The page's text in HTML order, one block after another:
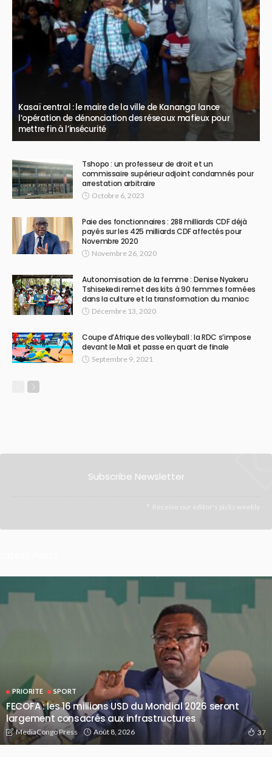
Kasaï central : le maire de la ville de Kananga lance
l’opération de dénonciation des réseaux mafieux pour
mettre fin à l’insécurité
Tshopo : un professeur de droit et un
commissaire supérieur adjoint condamnés pour
arrestation arbitraire
Octobre 6, 2023
Paie des fonctionnaires : 288 milliards CDF déjà
payés sur les 425 milliards CDF affectés pour
Novembre 2020
Novembre 26, 2020
Autonomisation de la femme : Denise Nyakeru
Tshisekedi remet des kits à 90 femmes formées
dans la culture et la transformation du manioc
Décembre 13, 2020
Coupe d’Afrique des volleyball : la RDC s’impose
devant le Mali et passe en quart de finale
Septembre 9, 2021
Subscribe Newsletter
Receive our editor's picks weekly
PRIORITE SPORT
FECOFA : les 16 millions USD du Mondial 2026 seront
largement consacrés aux infrastructures
MediaCongo Press Août 8, 2026 37